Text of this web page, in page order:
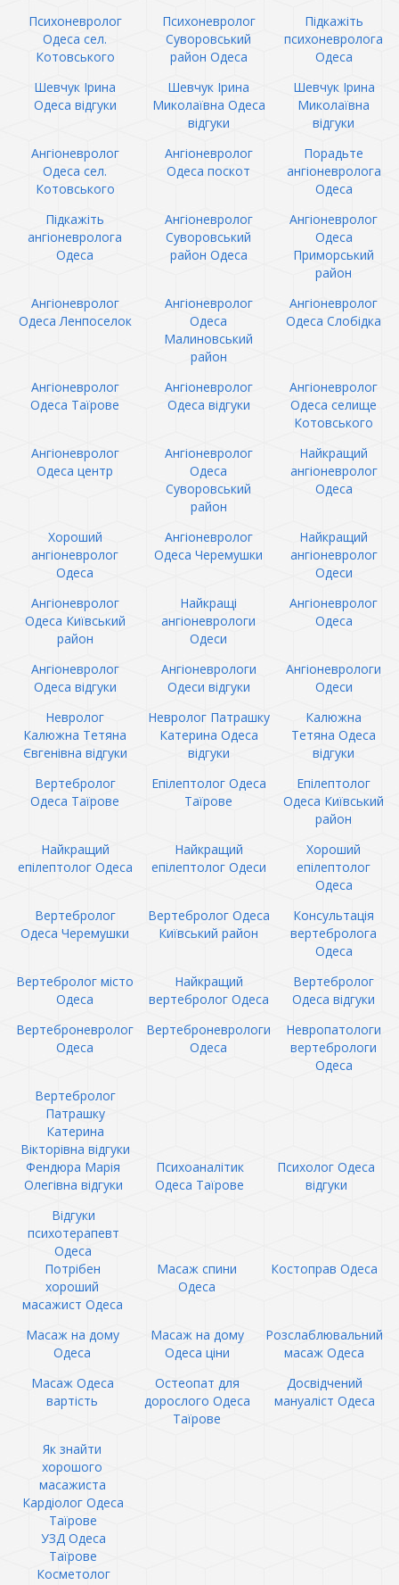
Психоневролог
Одеса сел.
Котовського
Психоневролог
Суворовський
район Одеса
Підкажіть
психоневролога
Одеса
Шевчук Ірина
Одеса відгуки
Шевчук Ірина
Миколаївна Одеса
відгуки
Шевчук Ірина
Миколаївна
відгуки
Ангіоневролог
Одеса сел.
Котовського
Ангіоневролог
Одеса поскот
Порадьте
ангіоневролога
Одеса
Підкажіть
ангіоневролога
Одеса
Ангіоневролог
Суворовський
район Одеса
Ангіоневролог
Одеса
Приморський
район
Ангіоневролог
Одеса Ленпоселок
Ангіоневролог
Одеса
Малиновський
район
Ангіоневролог
Одеса Слобідка
Ангіоневролог
Одеса Таїрове
Ангіоневролог
Одеса відгуки
Ангіоневролог
Одеса селище
Котовського
Ангіоневролог
Одеса центр
Ангіоневролог
Одеса
Суворовський
район
Найкращий
ангіоневролог
Одеса
Хороший
ангіоневролог
Одеса
Ангіоневролог
Одеса Черемушки
Найкращий
ангіоневролог
Одеси
Ангіоневролог
Одеса Київський
район
Найкращі
ангіоневрологи
Одеси
Ангіоневролог
Одеса
Ангіоневролог
Одеса відгуки
Ангіоневрологи
Одеси відгуки
Ангіоневрологи
Одеси
Невролог
Калюжна Тетяна
Євгенівна відгуки
Невролог Патрашку
Катерина Одеса
відгуки
Калюжна
Тетяна Одеса
відгуки
Вертебролог
Одеса Таїрове
Епілептолог Одеса
Таїрове
Епілептолог
Одеса Київський
район
Найкращий
епілептолог Одеса
Найкращий
епілептолог Одеси
Хороший
епілептолог
Одеса
Вертебролог
Одеса Черемушки
Вертебролог Одеса
Київський район
Консультація
вертебролога
Одеса
Вертебролог місто
Одеса
Найкращий
вертебролог Одеса
Вертебролог
Одеса відгуки
Вертеброневролог
Одеса
Вертеброневрологи
Одеса
Невропатологи
вертебрологи
Одеса
Вертебролог
Патрашку
Катерина
Вікторівна відгуки
Фендюра Марія
Олегівна відгуки
Психоаналітик
Одеса Таїрове
Психолог Одеса
відгуки
Відгуки
психотерапевт
Одеса
Потрібен
хороший
масажист Одеса
Масаж спини
Одеса
Костоправ Одеса
Масаж на дому
Одеса
Масаж на дому
Одеса ціни
Розслаблювальний
масаж Одеса
Масаж Одеса
вартість
Остеопат для
дорослого Одеса
Таїрове
Досвідчений
мануаліст Одеса
Як знайти
хорошого
масажиста
Кардіолог Одеса
Таїрове
УЗД Одеса
Таїрове
Косметолог